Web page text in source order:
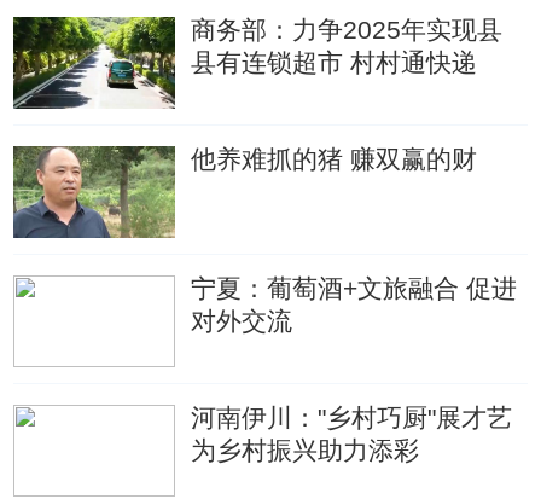
商务部：力争2025年实现县
县有连锁超市 村村通快递
他养难抓的猪 赚双赢的财
宁夏：葡萄酒+文旅融合 促进
对外交流
河南伊川："乡村巧厨"展才艺
为乡村振兴助力添彩